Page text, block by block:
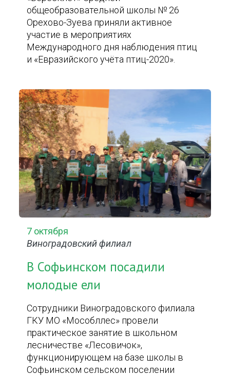
общеобразовательной школы № 26
Орехово-Зуева приняли активное
участие в мероприятиях
Международного дня наблюдения птиц
и «Евразийского учёта птиц-2020».
7 октября
Виноградовский филиал
В Софьинском посадили
молодые ели
Сотрудники Виноградовского филиала
ГКУ МО «Мособллес» провели
практическое занятие в школьном
лесничестве «Лесовичок»,
функционирующем на базе школы в
Софьинском сельском поселении